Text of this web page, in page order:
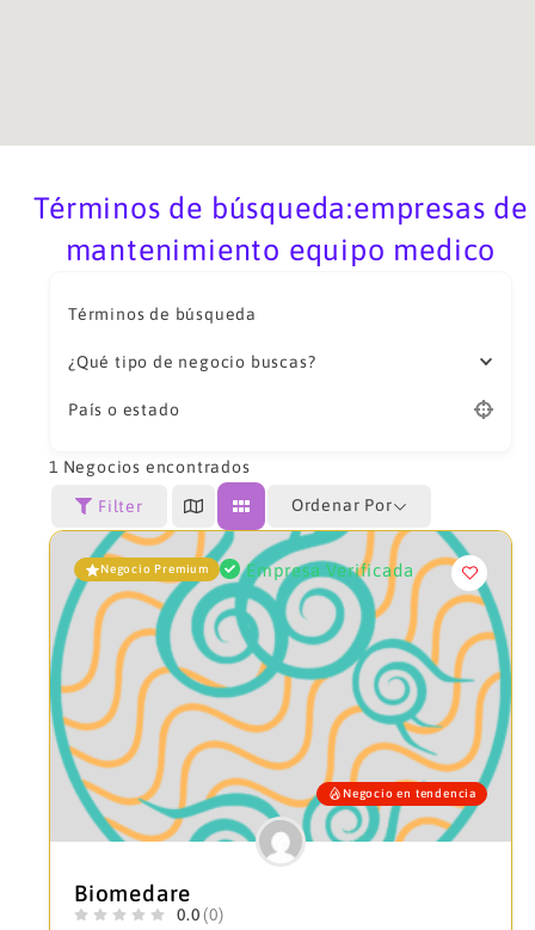
Términos de búsqueda:empresas de
mantenimiento equipo medico
Términos de búsqueda
¿Qué tipo de negocio buscas?
País o estado
1 Negocios encontrados
Filter Ordenar Por
Negocio Premium Empresa Verificada
Negocio en tendencia
Biomedare
0.0 (0)